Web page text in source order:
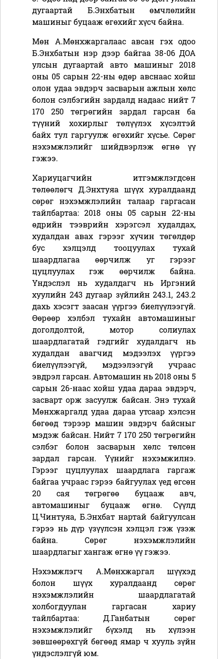
дугаартай Б.Энхбатын өмчлөлийн
машиныг буцааж өгөхийг хүсч байна.
Мөн А.Мөнхжаргалаас авсан гэх одоо
Б.Энхбатын нэр дээр байгаа 38-06 ДОА
улсын дугаартай авто машиныг 2018
оны 05 сарын 22-ны өдөр авснаас хойш
олон удаа эвдэрч засварын ажлын хөлс
болон сэлбэгийн зардалд надаас нийт 7
170 250 төгрөгийн зардал гарсан ба
түүний хохирлыг төлүүлэх хүсэлтэй
байх тул гаргуулж өгөхийг хүсье. Сөрөг
нэхэмжлэлийг шийдвэрлэж өгнө үү
гэжээ.
Хариуцагчийн итгэмжлэгдсөн
төлөөлөгч Д.Энхтуяа шүүх хуралдаанд
сөрөг нэхэмжлэлийн талаар гаргасан
тайлбартаа: 2018 оны 05 сарын 22-ны
өдрийн тээврийн хэрэгсэл худалдах,
худалдан авах гэрээг хүчин төгөлдөр
бус хэлцэлд тооцуулах тухай
шаардлагаа өөрчилж уг гэрээг
цуцлуулах гэж өөрчилж байна.
Үндэслэл нь худалдагч нь Иргэний
хуулийн 243 дугаар зүйлийн 243.1, 243.2
дахь хэсэгт заасан үүргээ биелүүлээгүй.
Өөрөөр хэлбэл тухайн автомашиныг
доголдолтой, мотор солиулах
шаардлагатай гэдгийг худалдагч нь
худалдан авагчид мэдээлэх үүргээ
биелүүлээгүй, мэдээлээгүй учраас
эвдрэл гарсан. Автомашин нь 2018 оны 5
сарын 26-наас хойш удаа дараа эвдэрч,
засварт орж засуулж байсан. Энэ тухай
Мөнхжаргалд удаа дараа утсаар хэлсэн
бөгөөд тэрээр машин эвдэрч байсныг
мэдэж байсан. Нийт 7 170 250 төгрөгийн
сэлбэг болон засварын хөлс төлсөн
зардал гарсан. Үүнийг нэхэмжилнэ.
Гэрээг цуцлуулах шаардлага гаргаж
байгаа учраас гэрээ байгуулах үед өгсөн
20 сая төгрөгөө буцааж авч,
автомашиныг буцааж өгнө. Сүүлд
Ц.Чинтуяа, Б.Энхбат нартай байгуулсан
гэрээ нь дүр үзүүлсэн хэлцэл гэж үзэж
байна. Сөрөг нэхэмжлэлийн
шаардлагыг хангаж өгнө үү гэжээ.
Нэхэмжлэгч А.Мөнхжаргал шүүхэд
болон шүүх хуралдаанд сөрөг
нэхэмжлэлийн шаардлагатай
холбогдуулан гаргасан хариу
тайлбартаа: Д.Ганбатын сөрөг
нэхэмжлэлийг бүхэлд нь хүлээн
зөвшөөрөхгүй бөгөөд ямар ч хууль зүйн
үндэслэлгүй юм.